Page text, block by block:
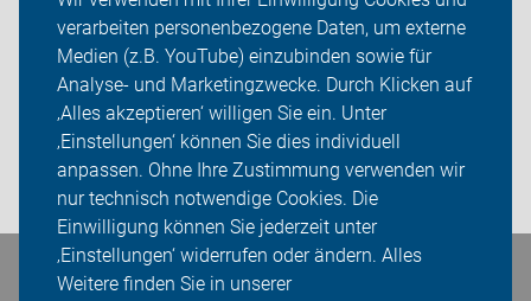
verarbeiten personenbezogene Daten, um externe
Medien (z.B. YouTube) einzubinden sowie für
Analyse- und Marketingzwecke. Durch Klicken auf
‚Alles akzeptieren‘ willigen Sie ein. Unter
‚Einstellungen‘ können Sie dies individuell
anpassen. Ohne Ihre Zustimmung verwenden wir
nur technisch notwendige Cookies. Die
Einwilligung können Sie jederzeit unter
‚Einstellungen‘ widerrufen oder ändern. Alles
Weitere finden Sie in unserer
ADFC Dortmund
Sei dabei
Presse
Login
Bleiben Sie in Kontakt